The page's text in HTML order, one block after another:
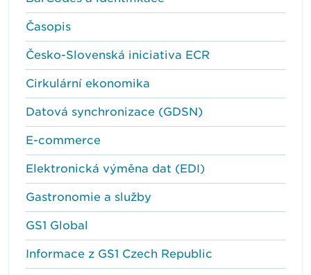
Časopis
Česko-Slovenská iniciativa ECR
Cirkulární ekonomika
Datová synchronizace (GDSN)
E-commerce
Elektronická výměna dat (EDI)
Gastronomie a služby
GS1 Global
Informace z GS1 Czech Republic